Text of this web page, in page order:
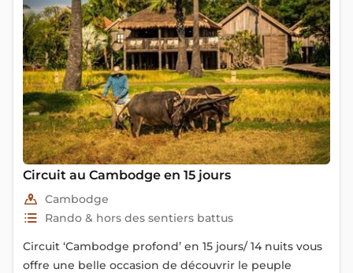
Circuit au Cambodge en 15 jours
Cambodge
Rando & hors des sentiers battus
Circuit ‘Cambodge profond’ en 15 jours/ 14 nuits vous
offre une belle occasion de découvrir le peuple